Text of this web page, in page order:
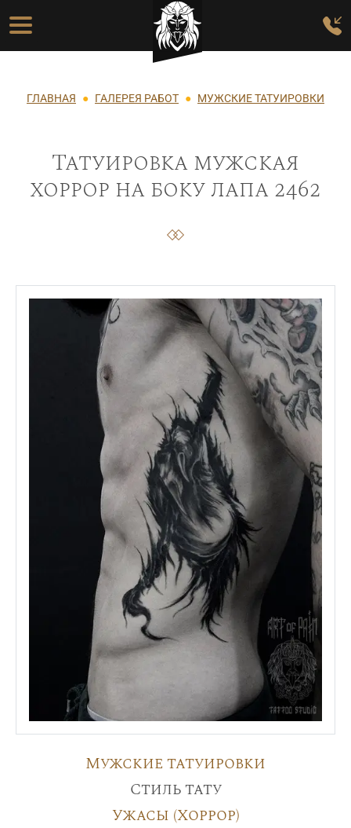
Перейти к основному содержанию
Основная навигация
Строка навигации
ГЛАВНАЯ ГАЛЕРЕЯ РАБОТ МУЖСКИЕ ТАТУИРОВКИ
Татуировка мужская
хоррор на боку лапа 2462
Мужские татуировки
Стиль тату
Ужасы (Хоррор)